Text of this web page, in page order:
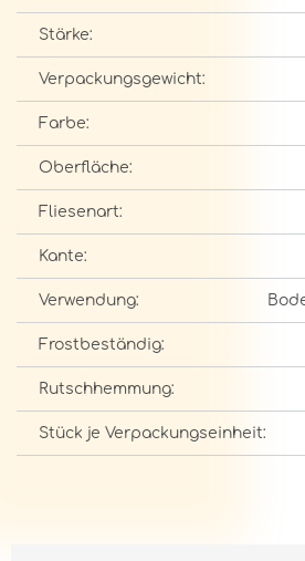
Stärke:
Verpackungsgewicht:
Farbe:
Oberfläche:
Fliesenart:
Kante:
Verwendung:
Frostbeständig:
Rutschhemmung:
Stück je Verpackungseinheit: